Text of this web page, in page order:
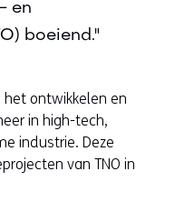
en
boeiend."
het ontwikkelen en
in high-tech,
industrie. Deze
van TNO in